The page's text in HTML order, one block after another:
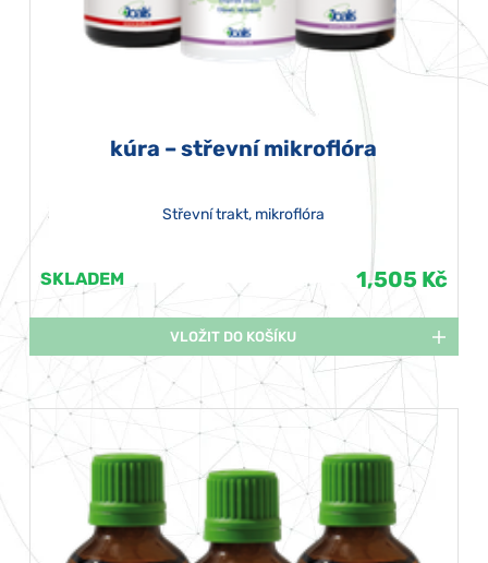
kúra – střevní mikroflóra
Střevní trakt, mikroflóra
SKLADEM 1,505 Kč
VLOŽIT DO KOŠÍKU